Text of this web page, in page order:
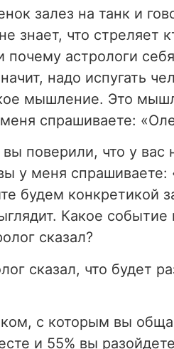
залез на танк и
знает, что стреляет
почему астрологи
надо испугать
мышление. Это
спрашиваете:
вы поверили, что у
у меня
будем конкретикой
Какое
сказал?
сказал, что будет
с которым вы
и 55% вы